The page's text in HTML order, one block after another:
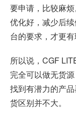
要申请，比较麻
优化好，减少后
台的要求，才更
所以说，CGF
完全可以做无货
找到有潜力的产
货区别并不大。